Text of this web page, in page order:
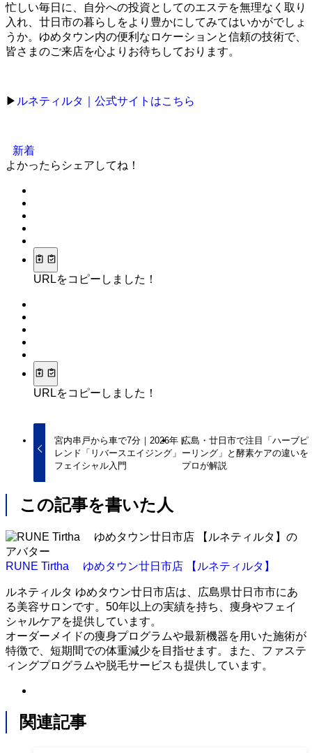
忙しい毎日に、自分への投資としてのエステを無理なく取り
入れ、廿日市の暮らしをより豊かにしてみてはいかがでしょ
うか。ゆめタウン内の便利なロケーションと信頼の技術で、
皆さまのご来店を心よりお待ちしております。
▶ ルネティルタ｜公式サイトはこちら
新着
よかったらシェアしてね！
URLをコピーしました！
URLをコピーしました！
宮内串戸から車で7分｜2026年ト
レンド「リバースエイジング」
フェイシャル入門
広島・廿日市で注目「ハーブピ
ーリング」と酵素ケアの違いを
プロが解説
この記事を書いた人
RUNE Tirtha ゆめタウン廿日市店 【ルネティルタ】
ルネティルタ ゆめタウン廿日市店は、広島県廿日市市にあ
る美容サロンです。50年以上の実績を持ち、痩身やフェイ
シャルケアを提供しています。
オーダーメイドの痩身プログラムや最新機器を用いた施術が
特徴で、短期間での体重減少を目指せます。また、ファステ
ィングプログラムや脱毛サービスも提供しています。
関連記事